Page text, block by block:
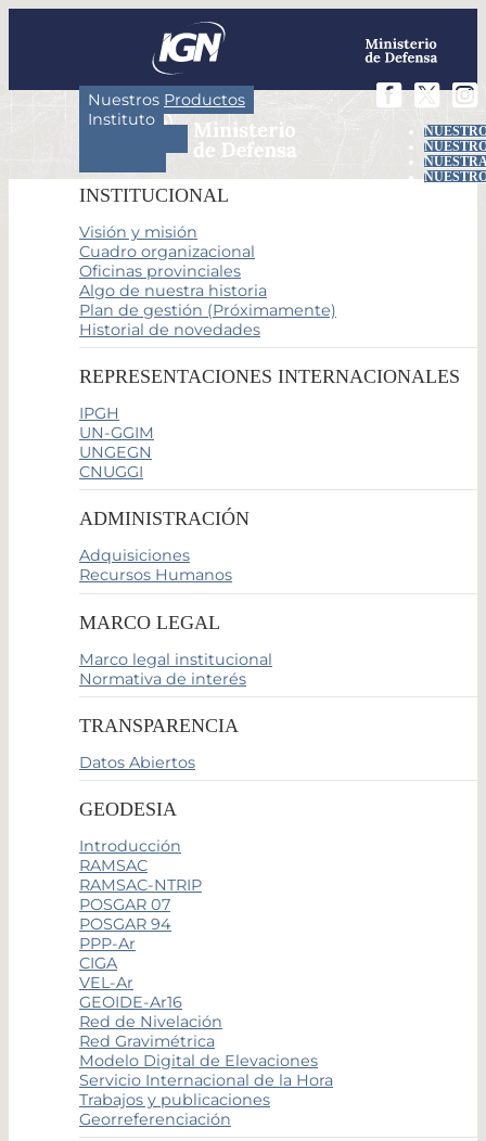
Nuestros Productos
Instituto
INSTITUCIONAL
Visión y misión
Cuadro organizacional
Oficinas provinciales
Algo de nuestra historia
Plan de gestión (Próximamente)
Historial de novedades
REPRESENTACIONES INTERNACIONALES
IPGH
UN-GGIM
UNGEGN
CNUGGI
ADMINISTRACIÓN
Adquisiciones
Recursos Humanos
MARCO LEGAL
Marco legal institucional
Normativa de interés
TRANSPARENCIA
Datos Abiertos
GEODESIA
Introducción
RAMSAC
RAMSAC-NTRIP
POSGAR 07
POSGAR 94
PPP-Ar
CIGA
VEL-Ar
GEOIDE-Ar16
Red de Nivelación
Red Gravimétrica
Modelo Digital de Elevaciones
Servicio Internacional de la Hora
Trabajos y publicaciones
Georreferenciación